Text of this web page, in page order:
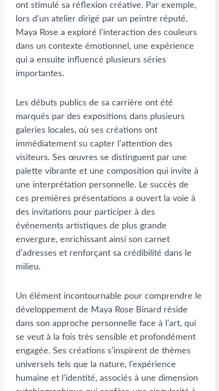
ont stimulé sa réflexion créative. Par exemple,
lors d’un atelier dirigé par un peintre réputé,
Maya Rose a exploré l’interaction des couleurs
dans un contexte émotionnel, une expérience
qui a ensuite influencé plusieurs séries
importantes.
Les débuts publics de sa carrière ont été
marqués par des expositions dans plusieurs
galeries locales, où ses créations ont
immédiatement su capter l’attention des
visiteurs. Ses œuvres se distinguent par une
palette vibrante et une composition qui invite à
une interprétation personnelle. Le succès de
ces premières présentations a ouvert la voie à
des invitations pour participer à des
événements artistiques de plus grande
envergure, enrichissant ainsi son carnet
d’adresses et renforçant sa crédibilité dans le
milieu.
Un élément incontournable pour comprendre le
développement de Maya Rose Binard réside
dans son approche personnelle face à l’art, qui
se veut à la fois très sensible et profondément
engagée. Ses créations s’inspirent de thèmes
universels tels que la nature, l’expérience
humaine et l’identité, associés à une dimension